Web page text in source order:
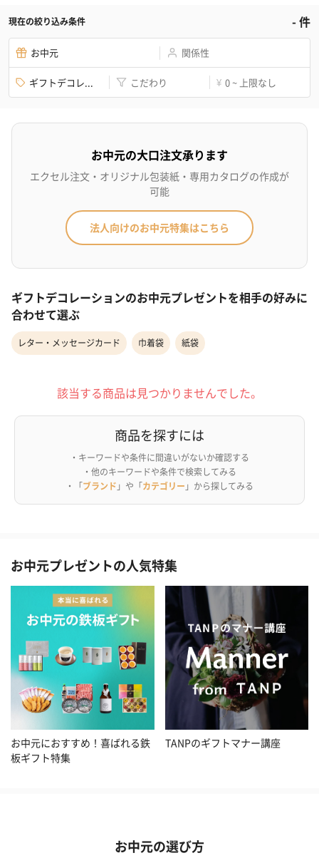
現在の絞り込み条件 -件
お中元 関係性
ギフトデコレ... こだわり ¥ 0 ~ 上限なし
お中元の大口注文承ります
エクセル注文・オリジナル包装紙・専用カタログの作成が
可能
法人向けのお中元特集はこちら
ギフトデコレーションのお中元プレゼントを相手の好みに
合わせて選ぶ
レター・メッセージカード 巾着袋 紙袋
該当する商品は見つかりませんでした。
商品を探すには
・キーワードや条件に間違いがないか確認する
・他のキーワードや条件で検索してみる
・「ブランド 」や「カテゴリー 」から探してみる
お中元プレゼントの人気特集
お中元におすすめ！喜ばれる鉄
板ギフト特集
TANPのギフトマナー講座
お中元の選び方